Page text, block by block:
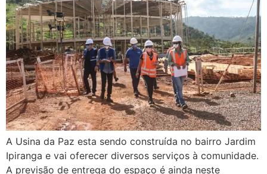
A Usina da Paz esta sendo construída no bairro Jardim
Ipiranga e vai oferecer diversos serviços à comunidade.
A previsão de entrega do espaço é ainda neste